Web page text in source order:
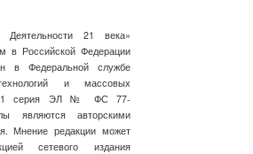
21 века»
в Российской Федерации
в Федеральной службе
и массовых
серия ЭЛ № ФС 77-
являются авторскими
Мнение редакции может
сетевого издания